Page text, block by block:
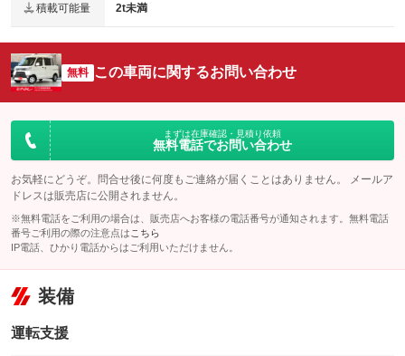
積載可能量 2t未満
無料 この車両に関するお問い合わせ
まずは在庫確認・見積り依頼
無料電話でお問い合わせ
お気軽にどうぞ。問合せ後に何度もご連絡が届くことはありません。 メールア
ドレスは販売店に公開されません。
※無料電話をご利用の場合は、販売店へお客様の電話番号が通知されます。無料電話
番号ご利用の際の注意点は こちら
IP電話、ひかり電話からはご利用いただけません。
装備
運転支援